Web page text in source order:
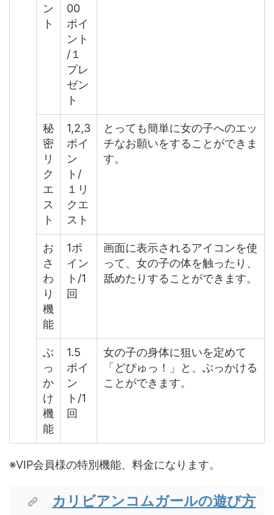
ン
ト
00
ポイ
ント
/１
プレ
ゼン
ト
秘
密
リ
ク
エ
ス
ト
1,2,3
ポイ
ン
ト/
１リ
クエ
スト
とっても簡単に女の子へのエッ
チなお願いをすることができま
す。
お
さ
わ
り
機
能
1ポ
イン
ト/1
回
画面に表示されるアイコンを使
って、女の子の体を触ったり、
舐めたりすることができます。
ぶ
っ
か
け
機
能
1.5
ポイ
ン
ト/1
回
女の子の身体に狙いを定めて
「どぴゅっ！」と、ぶっかける
ことができます。
※VIP会員様の特別機能、料金になります。
カリビアンコムガールの遊び方